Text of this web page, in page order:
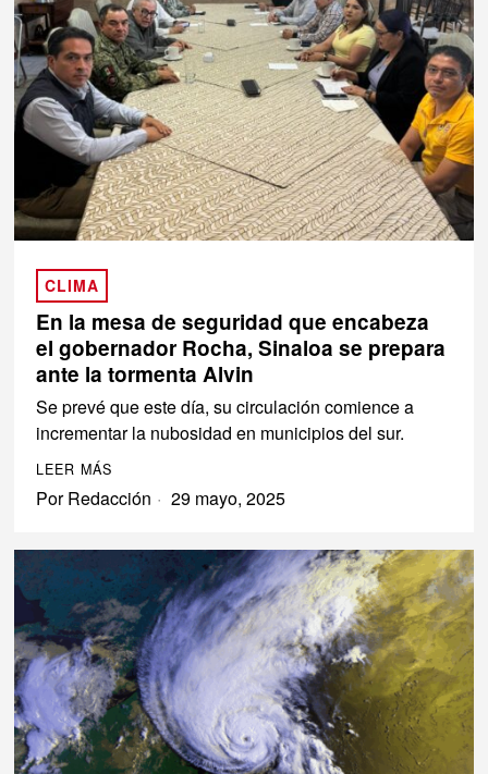
CLIMA
En la mesa de seguridad que encabeza
el gobernador Rocha, Sinaloa se prepara
ante la tormenta Alvin
Se prevé que este día, su circulación comience a
incrementar la nubosidad en municipios del sur.
LEER MÁS
PorRedacción 29 mayo, 2025